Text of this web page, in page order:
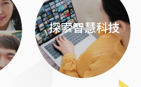
探索智慧科技